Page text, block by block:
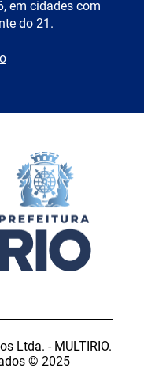
em cidades com
do 21.
Ltda. - MULTIRIO.
© 2025